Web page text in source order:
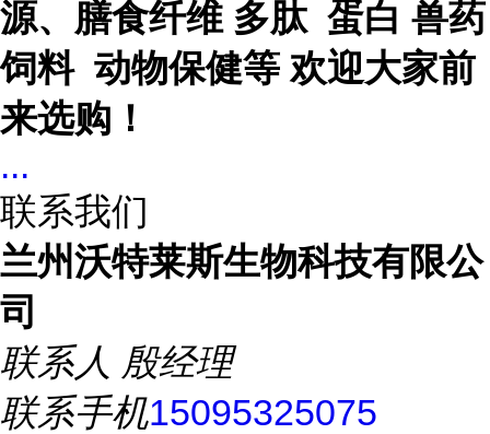
源、膳食纤维 多肽 蛋白 兽药
饲料 动物保健等 欢迎大家前
来选购！
...
联系我们
兰州沃特莱斯生物科技有限公
司
联系人 殷经理
联系手机15095325075